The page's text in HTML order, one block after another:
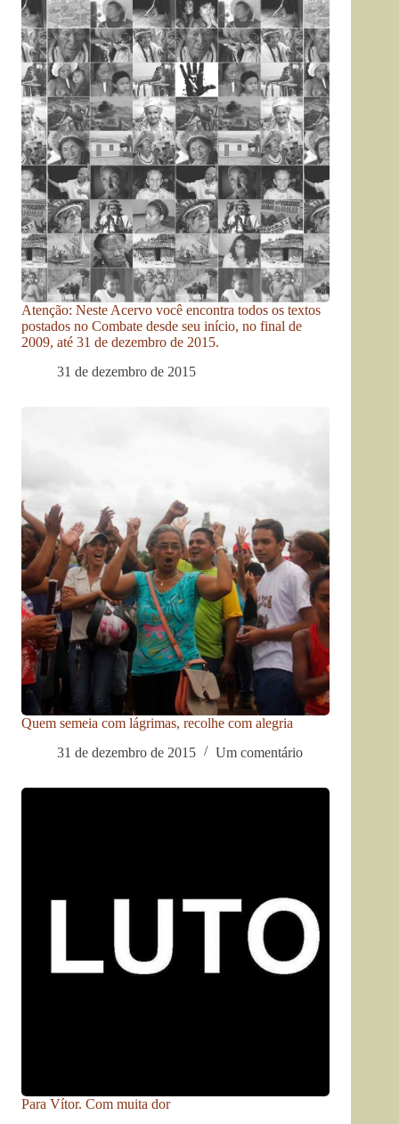
Atenção: Neste Acervo você encontra todos os textos
postados no Combate desde seu início, no final de
2009, até 31 de dezembro de 2015.
31 de dezembro de 2015
Quem semeia com lágrimas, recolhe com alegria
31 de dezembro de 2015
Um comentário
Para Vítor. Com muita dor